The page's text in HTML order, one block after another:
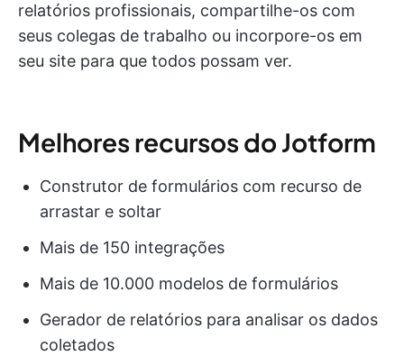
relatórios profissionais, compartilhe-os com
seus colegas de trabalho ou incorpore-os em
seu site para que todos possam ver.
Melhores recursos do Jotform
Construtor de formulários com recurso de
arrastar e soltar
Mais de 150 integrações
Mais de 10.000 modelos de formulários
Gerador de relatórios para analisar os dados
coletados